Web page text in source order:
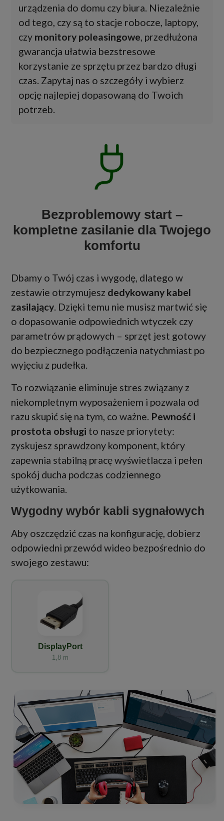
urządzenia do domu czy biura. Niezależnie
od tego, czy są to stacje robocze, laptopy,
czy monitory poleasingowe, przedłużona
gwarancja ułatwia bezstresowe
korzystanie ze sprzętu przez bardzo długi
czas. Zapytaj nas o szczegóły i wybierz
opcję najlepiej dopasowaną do Twoich
potrzeb.
Bezproblemowy start –
kompletne zasilanie dla Twojego
komfortu
Dbamy o Twój czas i wygodę, dlatego w
zestawie otrzymujesz dedykowany kabel
zasilający. Dzięki temu nie musisz martwić się
o dopasowanie odpowiednich wtyczek czy
parametrów prądowych – sprzęt jest gotowy
do bezpiecznego podłączenia natychmiast po
wyjęciu z pudełka.
To rozwiązanie eliminuje stres związany z
niekompletnym wyposażeniem i pozwala od
razu skupić się na tym, co ważne. Pewność i
prostota obsługi to nasze priorytety:
zyskujesz sprawdzony komponent, który
zapewnia stabilną pracę wyświetlacza i pełen
spokój ducha podczas codziennego
użytkowania.
Wygodny wybór kabli sygnałowych
Aby oszczędzić czas na konfigurację, dobierz
odpowiedni przewód wideo bezpośrednio do
swojego zestawu:
DisplayPort
1,8 m